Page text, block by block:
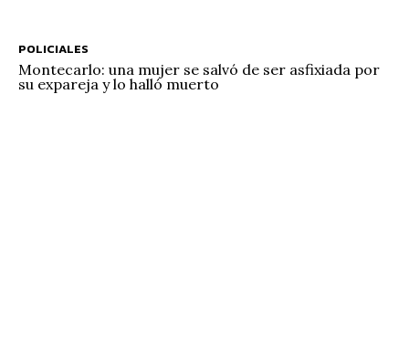
POLICIALES
Montecarlo: una mujer se salvó de ser asfixiada por
su expareja y lo halló muerto